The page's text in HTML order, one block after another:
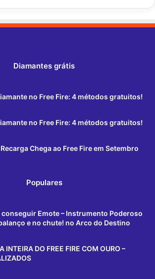
Diamantes grátis
no Free Fire: 4 métodos gratuitos!
no Free Fire: 4 métodos gratuitos!
Chega ao Free Fire em Setembro
Populares
conseguir Emote – Instrumento Poderoso
e no chute! no Arco do Destino
INTEIRA DO FREE FIRE COM OURO –